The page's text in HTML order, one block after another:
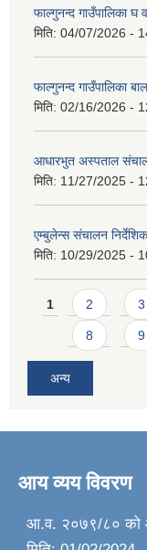
फाल्गुनन्द गाउँपालिका घ
मिति: 04/07/2026 -
फाल्गुनन्द गाउँपालिका
मिति: 02/16/2026 -
आधारभुत अस्पताल
मिति: 11/27/2025 -
एम्बुलेन्स संचालन
मिति: 10/29/2025 -
Pages
1 2 3
8 9
अन्य
आय व्यय विवरण
आ.व. २०७९/८० को